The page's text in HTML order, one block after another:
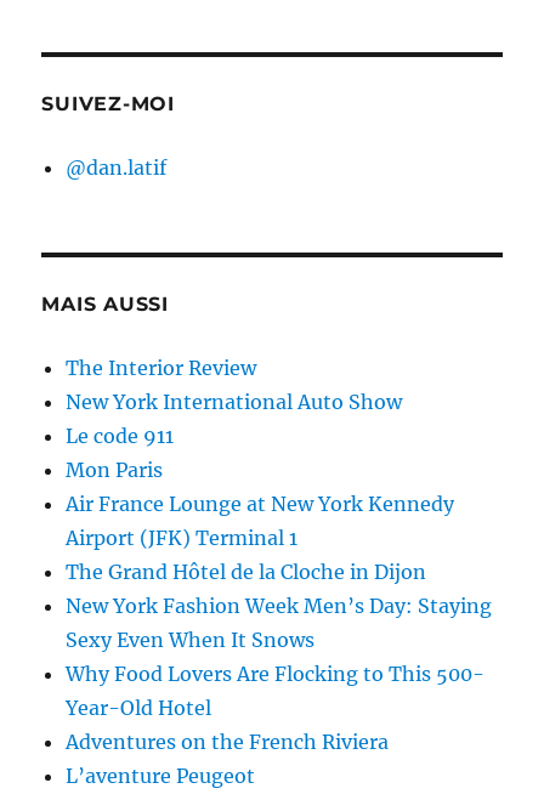
SUIVEZ-MOI
@dan.latif
MAIS AUSSI
The Interior Review
New York International Auto Show
Le code 911
Mon Paris
Air France Lounge at New York Kennedy
Airport (JFK) Terminal 1
The Grand Hôtel de la Cloche in Dijon
New York Fashion Week Men’s Day: Staying
Sexy Even When It Snows
Why Food Lovers Are Flocking to This 500-
Year-Old Hotel
Adventures on the French Riviera
L’aventure Peugeot